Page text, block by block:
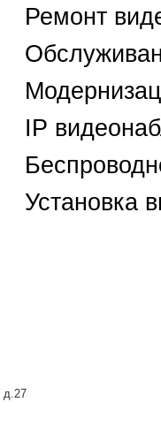
д.27
Ремонт
IP
Установка